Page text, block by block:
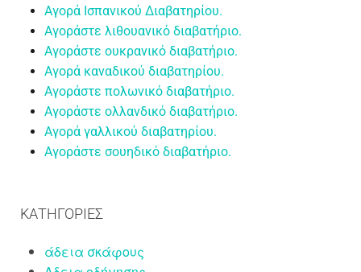
Αγορά Ισπανικού Διαβατηρίου.
Αγοράστε λιθουανικό διαβατήριο.
Αγοράστε ουκρανικό διαβατήριο.
Αγορά καναδικού διαβατηρίου.
Αγοράστε πολωνικό διαβατήριο.
Αγοράστε ολλανδικό διαβατήριο.
Αγορά γαλλικού διαβατηρίου.
Αγοράστε σουηδικό διαβατήριο.
KΑΤΗΓΟΡΊΕΣ
άδεια σκάφους